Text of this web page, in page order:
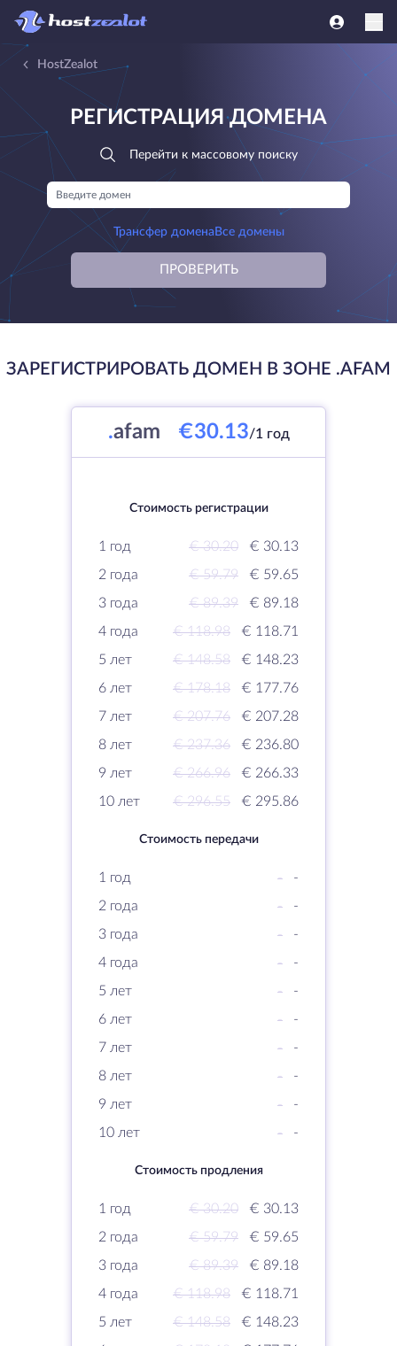
HostZealot
РЕГИСТРАЦИЯ ДОМЕНА
Перейти к массовому поиску
Трансфер домена Все домены
ПРОВЕРИТЬ
ЗАРЕГИСТРИРОВАТЬ ДОМЕН В ЗОНЕ .AFAM
.afam €30.13/1 год
Стоимость регистрации
1 год € 30.20
€ 30.13
2 года
€ 59.79
€ 59.65
3 года
€ 89.39
€ 89.18
4 года
€ 118.98
€ 118.71
5 лет
€ 148.58
€ 148.23
6 лет
€ 178.18
€ 177.76
7 лет
€ 207.76
€ 207.28
8 лет
€ 237.36
€ 236.80
9 лет
€ 266.96
€ 266.33
10 лет
€ 296.55 € 295.86
Стоимость передачи
1 год -
-
2 года
-
-
3 года
-
-
4 года
-
-
5 лет
-
-
6 лет
-
-
7 лет
-
-
8 лет
-
-
9 лет
-
-
10 лет
- -
Стоимость продления
1 год € 30.20
€ 30.13
2 года
€ 59.79
€ 59.65
3 года
€ 89.39
€ 89.18
4 года
€ 118.98
€ 118.71
5 лет
€ 148.58
€ 148.23